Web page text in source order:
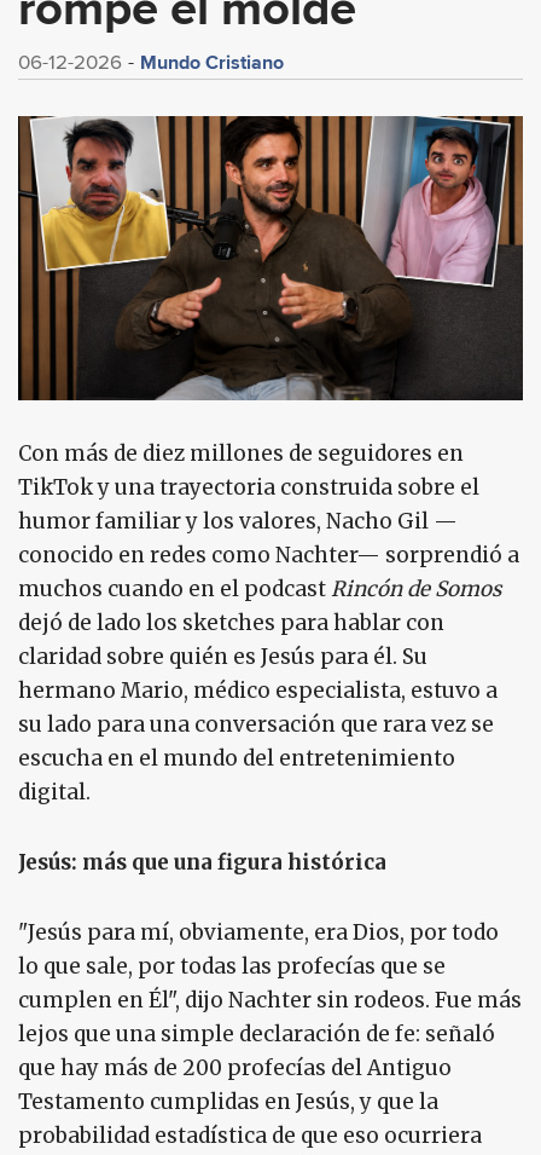
06-12-2026 Mundo Cristiano
Con más de diez millones de seguidores en
TikTok y una trayectoria construida sobre el
humor familiar y los valores, Nacho Gil —
conocido en redes como Nachter— sorprendió a
muchos cuando en el podcastRincón de Somos
dejó de lado los sketches para hablar con
claridad sobre quién es Jesús para él. Su
hermano Mario, médico especialista, estuvo a
su lado para una conversación que rara vez se
escucha en el mundo del entretenimiento
digital.
Jesús: más que una figura histórica
"Jesús para mí, obviamente, era Dios, por todo
lo que sale, por todas las profecías que se
cumplen en Él", dijo Nachter sin rodeos. Fue más
lejos que una simple declaración de fe: señaló
que hay más de 200 profecías del Antiguo
Testamento cumplidas en Jesús, y que la
probabilidad estadística de que eso ocurriera